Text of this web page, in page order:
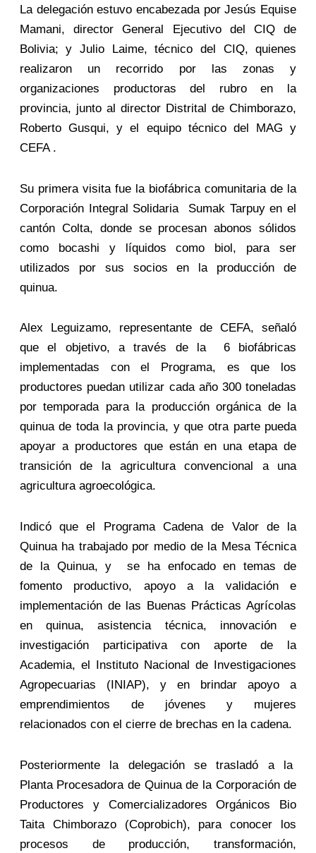
La delegación estuvo encabezada por Jesús Equise
Mamani, director General Ejecutivo del CIQ de
Bolivia; y Julio Laime, técnico del CIQ, quienes
realizaron un recorrido por las zonas y
organizaciones productoras del rubro en la
provincia, junto al director Distrital de Chimborazo,
Roberto Gusqui, y el equipo técnico del MAG y
CEFA .
Su primera visita fue la biofábrica comunitaria de la
Corporación Integral Solidaria Sumak Tarpuy en el
cantón Colta, donde se procesan abonos sólidos
como bocashi y líquidos como biol, para ser
utilizados por sus socios en la producción de
quinua.
Alex Leguizamo, representante de CEFA, señaló
que el objetivo, a través de la 6 biofábricas
implementadas con el Programa, es que los
productores puedan utilizar cada año 300 toneladas
por temporada para la producción orgánica de la
quinua de toda la provincia, y que otra parte pueda
apoyar a productores que están en una etapa de
transición de la agricultura convencional a una
agricultura agroecológica.
Indicó que el Programa Cadena de Valor de la
Quinua ha trabajado por medio de la Mesa Técnica
de la Quinua, y se ha enfocado en temas de
fomento productivo, apoyo a la validación e
implementación de las Buenas Prácticas Agrícolas
en quinua, asistencia técnica, innovación e
investigación participativa con aporte de la
Academia, el Instituto Nacional de Investigaciones
Agropecuarias (INIAP), y en brindar apoyo a
emprendimientos de jóvenes y mujeres
relacionados con el cierre de brechas en la cadena.
Posteriormente la delegación se trasladó a la
Planta Procesadora de Quinua de la Corporación de
Productores y Comercializadores Orgánicos Bio
Taita Chimborazo (Coprobich), para conocer los
procesos de producción, transformación,